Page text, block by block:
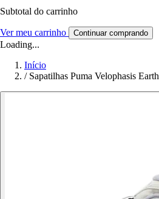
Subtotal do carrinho
Ver meu carrinho Continuar comprando
Loading...
Início
/ Sapatilhas Puma Velophasis Earth